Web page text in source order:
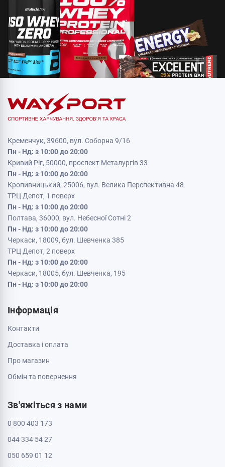
Кременчук, 39600, вул. Соборна 9/16
Пн - Нд: з 10:00 до 20:00
Кривий Ріг, 50000, проспект Металургів 33
Пн - Нд: з 10:00 до 20:00
Кропивницький, 25006, вул. Велика Перспективна 48
ТРЦ Депот, 1 поверх
Пн - Нд: з 10:00 до 20:00
Полтава, 36000, вул. Небесної Сотні 2
Пн - Нд: з 10:00 до 20:00
Черкаси, 18009, бул. Шевченка 385
ТРЦ Депот, 2 поверх
Пн - Нд: з 10:00 до 20:00
Черкаси, 18005, бул. Шевченка, 195
Пн - Нд: з 10:00 до 20:00
Інформація
Контакти
Доставка і оплата
Про магазин
Обмін та повернення
Зв'яжіться з нами
0 800 403 173
044 334 54 27
050 659 01 12